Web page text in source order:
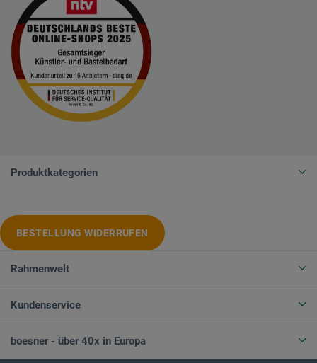
Produktkategorien
BESTELLUNG WIDERRUFEN
Rahmenwelt
Kundenservice
boesner - über 40x in Europa